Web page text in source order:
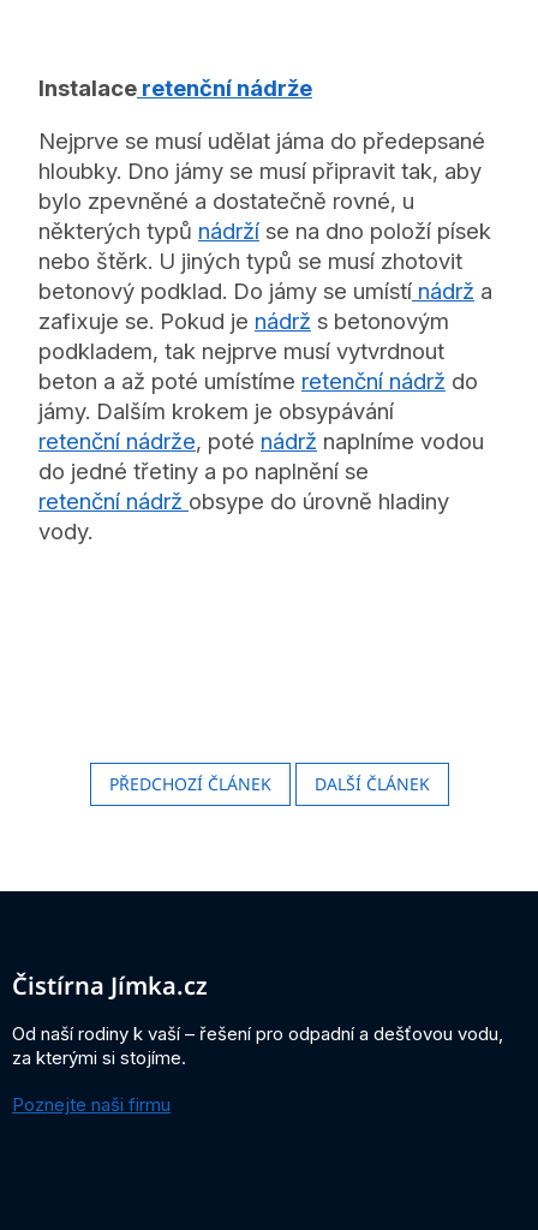
Instalace retenční nádrže
Nejprve se musí udělat jáma do předepsané
hloubky. Dno jámy se musí připravit tak, aby
bylo zpevněné a dostatečně rovné, u
některých typů nádrží se na dno položí písek
nebo štěrk. U jiných typů se musí zhotovit
betonový podklad. Do jámy se umístí nádrž a
zafixuje se. Pokud je nádrž s betonovým
podkladem, tak nejprve musí vytvrdnout
beton a až poté umístíme retenční nádrž do
jámy. Dalším krokem je obsypávání
retenční nádrže, poté nádrž naplníme vodou
do jedné třetiny a po naplnění se
retenční nádrž obsype do úrovně hladiny
vody.
PŘEDCHOZÍ ČLÁNEK DALŠÍ ČLÁNEK
Z
Čistírna Jímka.cz
Od naší rodiny k vaší – řešení pro odpadní a dešťovou vodu,
za kterými si stojíme.
Poznejte naši firmu